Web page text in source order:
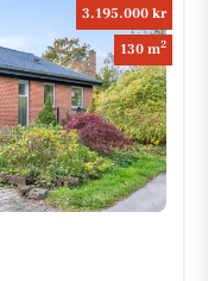
3.195.000 kr
130 m2